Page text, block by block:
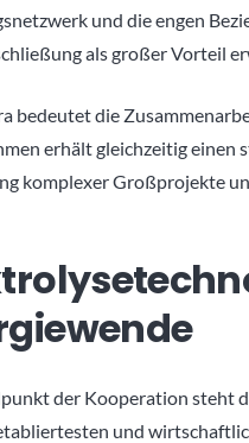
und die engen
als großer Vorteil
bedeutet die
erhält gleichzeitig
komplexer Großprojekte
der Kooperation steht
und